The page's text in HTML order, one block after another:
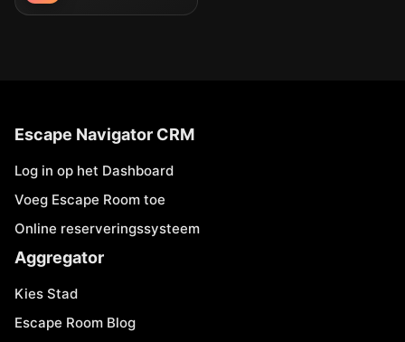
Escape Navigator CRM
Log in op het Dashboard
Voeg Escape Room toe
Online reserveringssysteem
Aggregator
Kies Stad
Escape Room Blog